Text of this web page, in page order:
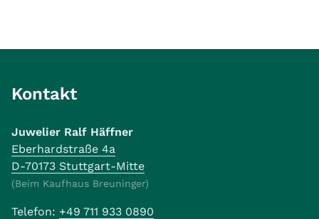
Kontakt
Juwelier Ralf Häffner
Eberhardstraße 4a
D-70173 Stuttgart-Mitte
(Beim Kaufhaus Breuninger)
Telefon: +49 711 933 0890